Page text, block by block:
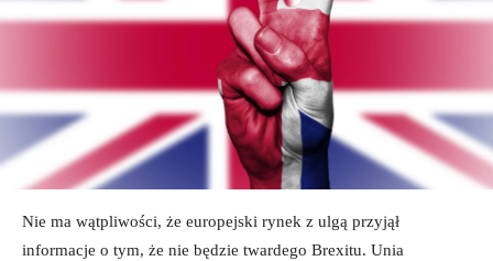
Nie ma wątpliwości, że europejski rynek z ulgą przyjął
informacje o tym, że nie będzie twardego Brexitu. Unia